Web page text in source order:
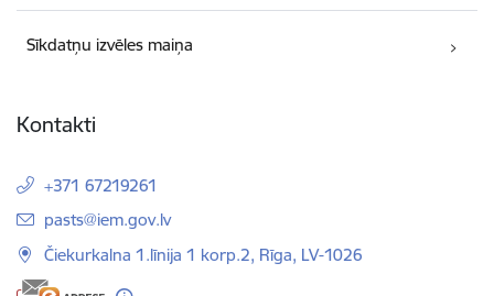
Sīkdatņu izvēles maiņa
Kontakti
+371 67219261
E-pasts:
pasts@iem.gov.lv
Čiekurkalna 1.līnija 1 korp.2, Rīga, LV-1026